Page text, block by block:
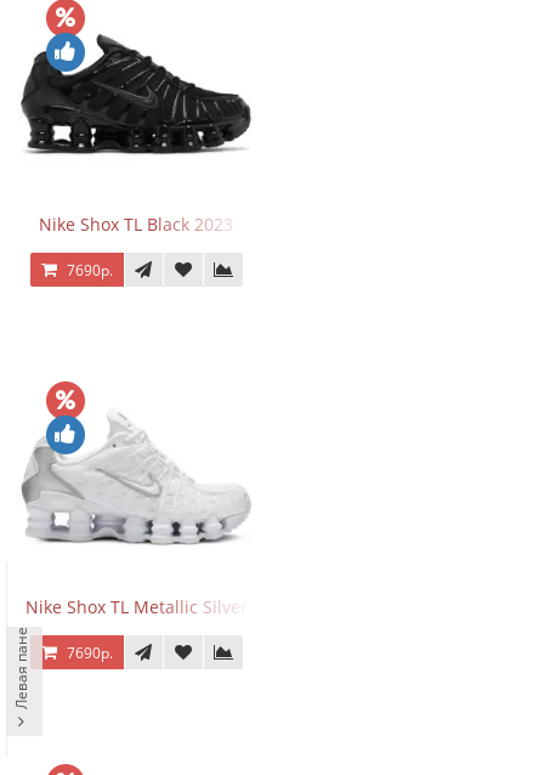
Nike Shox TL Black 2023
7690р.
Nike Shox TL Metallic Silver
7690р.
Левая панель